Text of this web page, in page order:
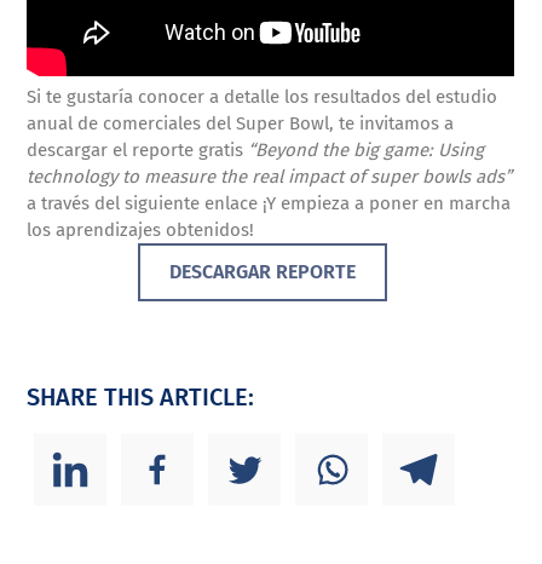
Si te gustaría conocer a detalle los resultados del estudio
anual de comerciales del Super Bowl, te invitamos a
descargar el reporte gratis “Beyond the big game: Using
technology to measure the real impact of super bowls ads”
a través del siguiente enlace ¡Y empieza a poner en marcha
los aprendizajes obtenidos!
DESCARGAR REPORTE
SHARE THIS ARTICLE: